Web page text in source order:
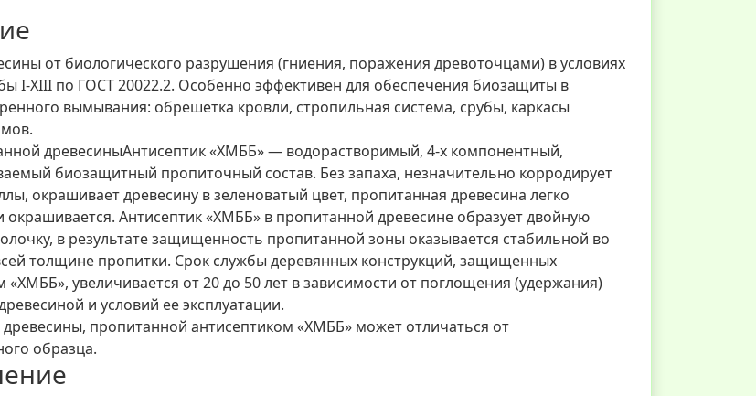
от биологического разрушения (гниения, поражения древоточцами) в условиях
I-ХIII по ГОСТ 20022.2. Особенно эффективен для обеспечения биозащиты в
вымывания: обрешетка кровли, стропильная система, срубы, каркасы
древесиныАнтисептик «ХМББ» — водорастворимый, 4-х компонентный,
биозащитный пропиточный состав. Без запаха, незначительно корродирует
окрашивает древесину в зеленоватый цвет, пропитанная древесина легко
окрашивается. Антисептик «ХМББ» в пропитанной древесине образует двойную
в результате защищенность пропитанной зоны оказывается стабильной во
толщине пропитки. Срок службы деревянных конструкций, защищенных
«ХМББ», увеличивается от 20 до 50 лет в зависимости от поглощения (удержания)
и условий ее эксплуатации.
пропитанной антисептиком «ХМББ» может отличаться от
образца.